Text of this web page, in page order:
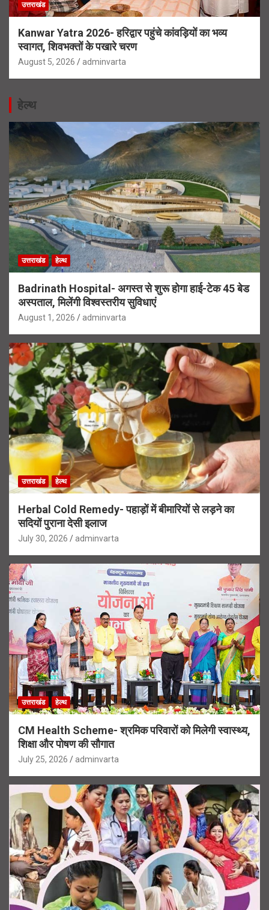
उत्तराखंड
Kanwar Yatra 2026- हरिद्वार पहुंचे कांवड़ियों का भव्य
स्वागत, शिवभक्तों के पखारे चरण
August 5, 2026 adminvarta
हेल्थ
उत्तराखंड हेल्थ
Badrinath Hospital- अगस्त से शुरू होगा हाई-टेक 45 बेड
अस्पताल, मिलेंगी विश्वस्तरीय सुविधाएं
August 1, 2026 adminvarta
उत्तराखंड हेल्थ
Herbal Cold Remedy- पहाड़ों में बीमारियों से लड़ने का
सदियों पुराना देसी इलाज
July 30, 2026 adminvarta
उत्तराखंड हेल्थ
CM Health Scheme- श्रमिक परिवारों को मिलेगी स्वास्थ्य,
शिक्षा और पोषण की सौगात
July 25, 2026 adminvarta